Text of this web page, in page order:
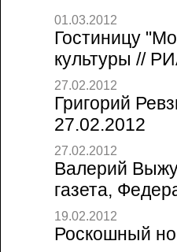
01.03.2012
Гостиницу
культуры //
27.02.2012
Григорий
27.02.2012
27.02.2012
Валерий
газета,
19.02.2012
Роскошный